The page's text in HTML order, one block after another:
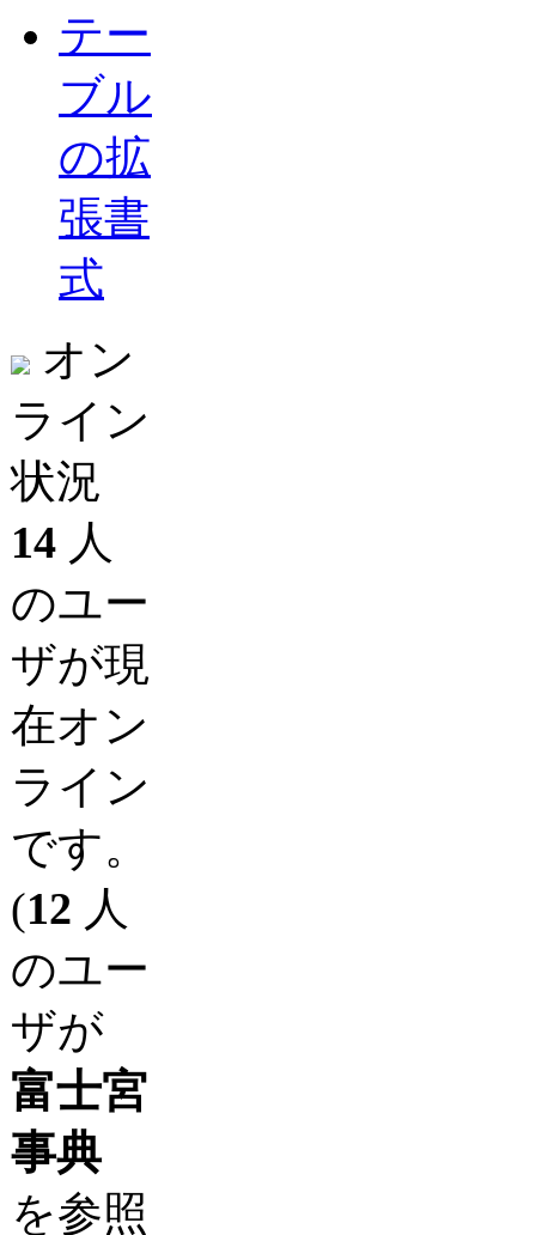
テー
ブル
の拡
張書
式
オン
ライン
状況
14 人
のユー
ザが現
在オン
ライン
です。
(12 人
のユー
ザが
富士宮
事典
を参照